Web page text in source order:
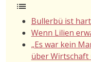
list
Bullerbü ist
Wenn Lilien
„Es war kein
über Wirtschaft